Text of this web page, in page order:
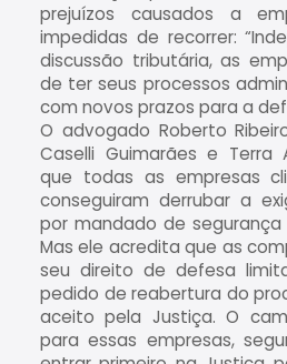
prejuízos causados a
impedidas de recorrer:
discussão tributária, as
de ter seus processos
com novos prazos para a
O advogado Roberto
Caselli Guimarães e Terra
que todas as empresas
conseguiram derrubar a
por mandado de
Mas ele acredita que as
seu direito de defesa
pedido de reabertura do
aceito pela Justiça. O
para essas empresas,